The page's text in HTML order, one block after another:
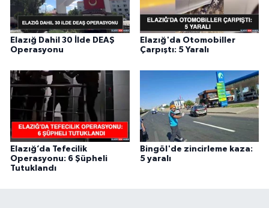
Elazığ Dahil 30 İlde DEAŞ
Operasyonu
Elazığ'da Otomobiller
Çarpıştı: 5 Yaralı
Elazığ’da Tefecilik
Operasyonu: 6 Şüpheli
Tutuklandı
Bingöl'de zincirleme kaza:
5 yaralı